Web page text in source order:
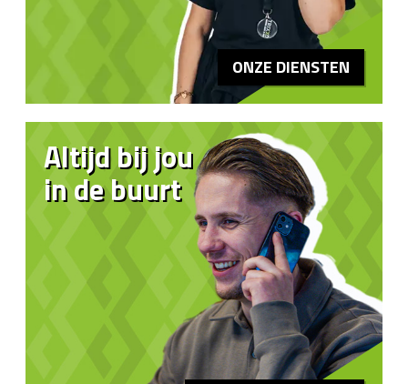
ONZE DIENSTEN
Altijd bij jou
in de buurt